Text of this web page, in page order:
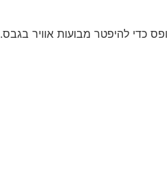
כדי להיפטר מבועות אוויר בגבס.